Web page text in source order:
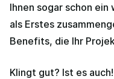
Ihnen sogar schon
als Erstes
Benefits, die Ihr
Klingt gut? Ist es